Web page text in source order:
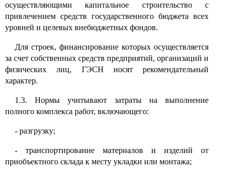
осуществляющими капитальное строительство с
привлечением средств государственного бюджета всех
уровней и целевых внебюджетных фондов.
Для строек, финансирование которых осуществляется
за счет собственных средств предприятий, организаций и
физических лиц, ГЭСН носят рекомендательный
характер.
1.3. Нормы учитывают затраты на выполнение
полного комплекса работ, включающего:
- разгрузку;
- транспортирование материалов и изделий от
приобъектного склада к месту укладки или монтажа;